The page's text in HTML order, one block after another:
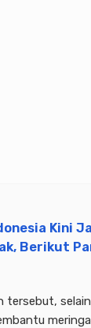
Kini
Berikut
tersebut,